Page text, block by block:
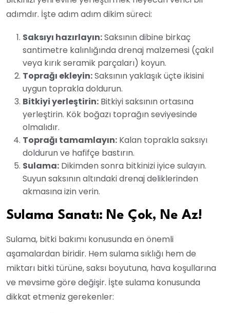
adımdır. İşte adım adım dikim süreci:
Saksıyı hazırlayın:Saksının dibine birkaç
santimetre kalınlığında drenaj malzemesi (çakıl
veya kırık seramik parçaları) koyun.
Toprağı ekleyin:Saksının yaklaşık üçte ikisini
uygun toprakla doldurun.
Bitkiyi yerleştirin: Bitkiyi saksının ortasına
yerleştirin. Kök boğazı toprağın seviyesinde
olmalıdır.
Toprağı tamamlayın: Kalan toprakla saksıyı
doldurun ve hafifçe bastırın.
Sulama: Dikimden sonra bitkinizi iyice sulayın.
Suyun saksının altındaki drenaj deliklerinden
akmasına izin verin.
Sulama Sanatı: Ne Çok, Ne Az!
Sulama, bitki bakımı konusunda en önemli
aşamalardan biridir. Hem sulama sıklığı hem de
miktarı bitki türüne, saksı boyutuna, hava koşullarına
ve mevsime göre değişir. İşte sulama konusunda
dikkat etmeniz gerekenler: